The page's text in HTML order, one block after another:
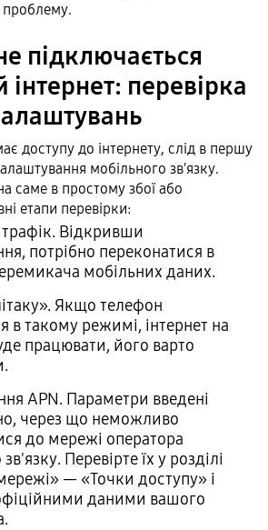
підключається
інтернет: перевірка
доступу до інтернету, слід в першу
мобільного зв'язку.
саме в простому збої або
етапи перевірки:
Відкривши
потрібно переконатися в
мобільних даних.
Якщо телефон
в такому режимі, інтернет на
працювати, його варто
APN. Параметри введені
через що неможливо
до мережі оператора
Перевірте їх у розділі
— «Точки доступу» і
даними вашого